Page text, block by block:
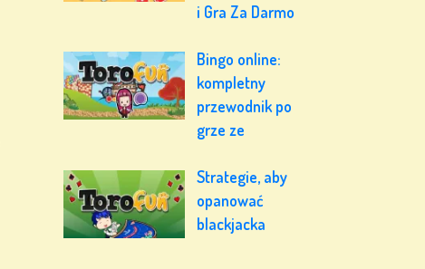
i Gra Za Darmo
Bingo online:
kompletny
przewodnik po
grze ze
Strategie, aby
opanować
blackjacka